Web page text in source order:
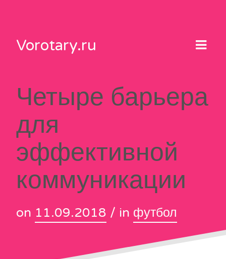
contentVorotary.ru
Четыре барьера
для
эффективной
коммуникации
on 11.09.2018 / in футбол